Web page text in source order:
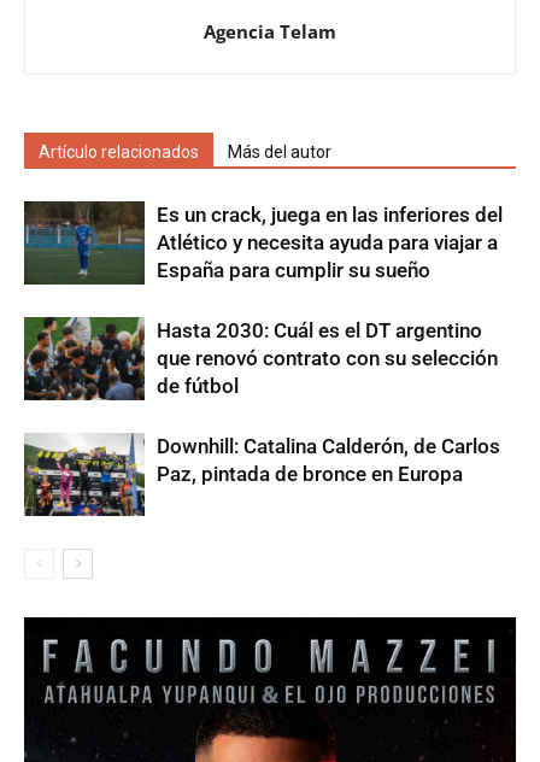
Agencia Telam
Artículo relacionados Más del autor
Es un crack, juega en las inferiores del
Atlético y necesita ayuda para viajar a
España para cumplir su sueño
Hasta 2030: Cuál es el DT argentino
que renovó contrato con su selección
de fútbol
Downhill: Catalina Calderón, de Carlos
Paz, pintada de bronce en Europa